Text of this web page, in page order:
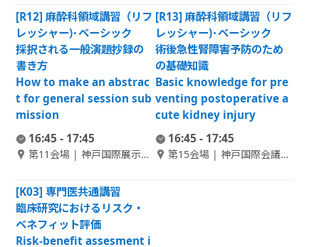
[R12] 麻酔科領域講習（リフ
レッシャー)･ベーシック
採択される一般演題抄録の
書き方
How to make an abstrac
t for general session sub
mission
16:45 - 17:45
第11会場 | 神戸国際展示場
ール北
[R13] 麻酔科領域講習（リフ
レッシャー)･ベーシック
術後急性腎障害予防のため
の基礎知識
Basic knowledge for pre
venting postoperative a
cute kidney injury
16:45 - 17:45
第15会場 | 神戸国際会議場
[K03] 専門医共通講習
臨床研究におけるリスク・
ベネフィット評価
Risk-benefit assesment i